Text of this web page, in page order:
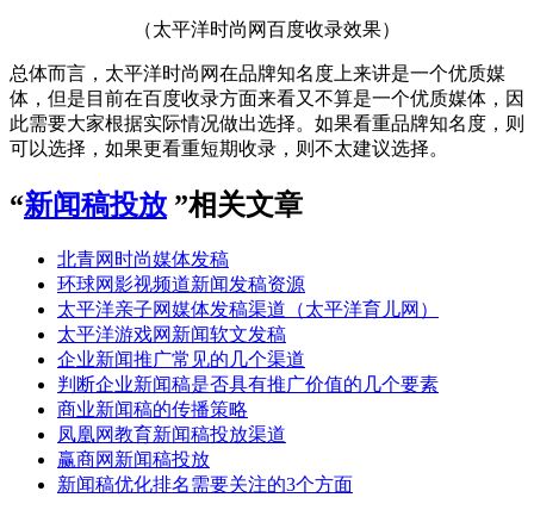
（太平洋时尚网百度收录效果）
总体而言，太平洋时尚网在品牌知名度上来讲是一个优质媒
体，但是目前在百度收录方面来看又不算是一个优质媒体，因
此需要大家根据实际情况做出选择。如果看重品牌知名度，则
可以选择，如果更看重短期收录，则不太建议选择。
“新闻稿投放 ”相关文章
北青网时尚媒体发稿
环球网影视频道新闻发稿资源
太平洋亲子网媒体发稿渠道（太平洋育儿网）
太平洋游戏网新闻软文发稿
企业新闻推广常见的几个渠道
判断企业新闻稿是否具有推广价值的几个要素
商业新闻稿的传播策略
凤凰网教育新闻稿投放渠道
赢商网新闻稿投放
新闻稿优化排名需要关注的3个方面